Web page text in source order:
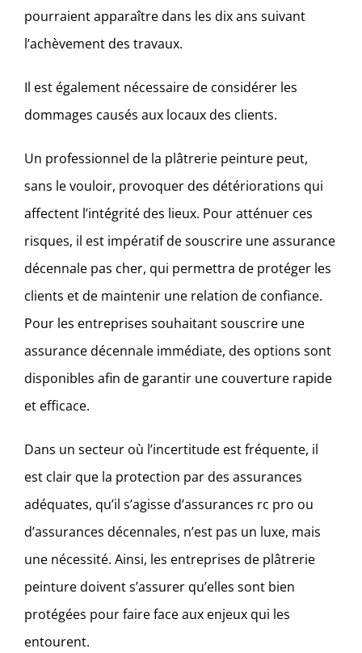
pourraient apparaître dans les dix ans suivant
l’achèvement des travaux.
Il est également nécessaire de considérer les
dommages causés aux locaux des clients.
Un professionnel de la plâtrerie peinture peut,
sans le vouloir, provoquer des détériorations qui
affectent l’intégrité des lieux. Pour atténuer ces
risques, il est impératif de souscrire une assurance
décennale pas cher, qui permettra de protéger les
clients et de maintenir une relation de confiance.
Pour les entreprises souhaitant souscrire une
assurance décennale immédiate, des options sont
disponibles afin de garantir une couverture rapide
et efficace.
Dans un secteur où l’incertitude est fréquente, il
est clair que la protection par des assurances
adéquates, qu’il s’agisse d’assurances rc pro ou
d’assurances décennales, n’est pas un luxe, mais
une nécessité. Ainsi, les entreprises de plâtrerie
peinture doivent s’assurer qu’elles sont bien
protégées pour faire face aux enjeux qui les
entourent.